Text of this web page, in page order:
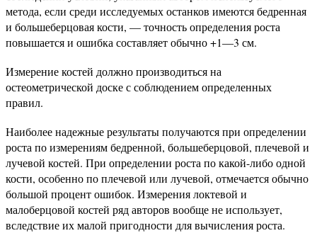
метода, если среди исследуемых останков имеются бедренная
и большеберцовая кости, — точность определения роста
повышается и ошибка составляет обычно +1—3 см.
Измерение костей должно производиться на
остеометрической доске с соблюдением определенных
правил.
Наиболее надежные результаты получаются при определении
роста по измерениям бедренной, большеберцовой, плечевой и
лучевой костей. При определении роста по какой-либо одной
кости, особенно по плечевой или лучевой, отмечается обычно
большой процент ошибок. Измерения локтевой и
малоберцовой костей ряд авторов вообще не использует,
вследствие их малой пригодности для вычисления роста.